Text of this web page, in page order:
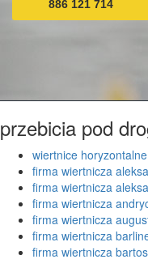
886 121 714
przebicia pod
wiertnice
firma wiertnicza
firma wiertnicza
firma wiertnicza
firma wiertnicza
firma wiertnicza
firma wiertnicza